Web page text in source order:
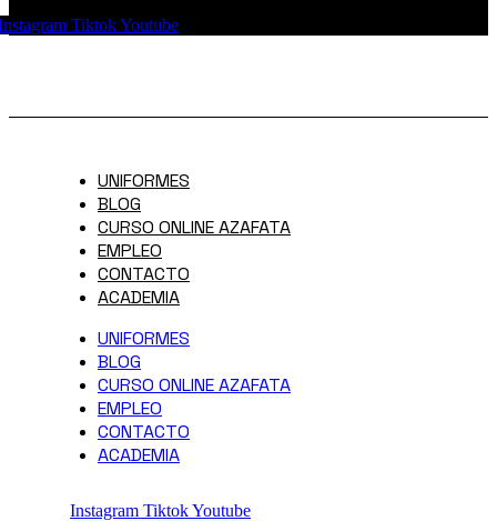
TiktokYoutube
UNIFORMES
BLOG
CURSO ONLINE AZAFATA
EMPLEO
CONTACTO
ACADEMIA
UNIFORMES
BLOG
CURSO ONLINE AZAFATA
EMPLEO
CONTACTO
ACADEMIA
Instagram TiktokYoutube